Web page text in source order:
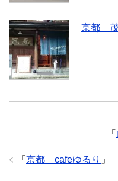
京都 茂
「
「 京都 cafeゆるり 」